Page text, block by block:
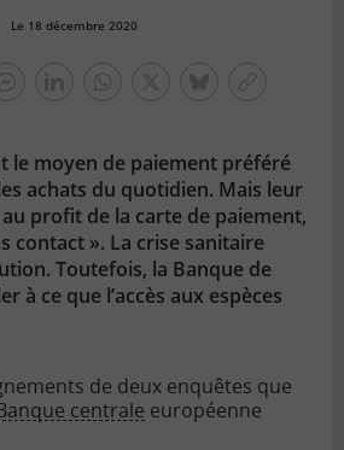
Le 18 décembre 2020
le moyen de paiement préféré
achats du quotidien. Mais leur
profit de la carte de paiement,
contact ». La crise sanitaire
Toutefois, la Banque de
à ce que l’accès aux espèces
de deux enquêtes que
centrale européenne